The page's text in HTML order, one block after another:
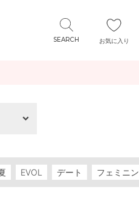
お気に入り
EVOL デート フェミニン